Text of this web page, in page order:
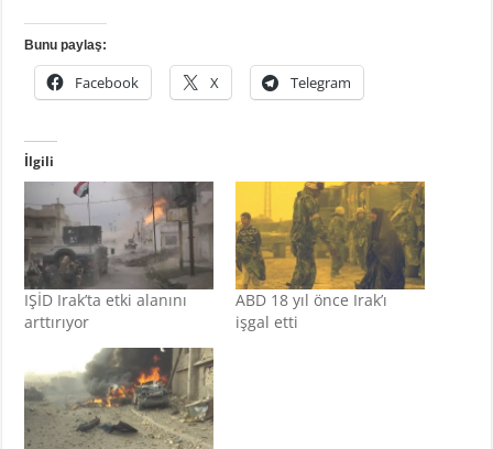
Bunu paylaş:
Facebook X Telegram
İlgili
IŞİD Irak’ta etki alanını
arttırıyor
ABD 18 yıl önce Irak’ı
işgal etti